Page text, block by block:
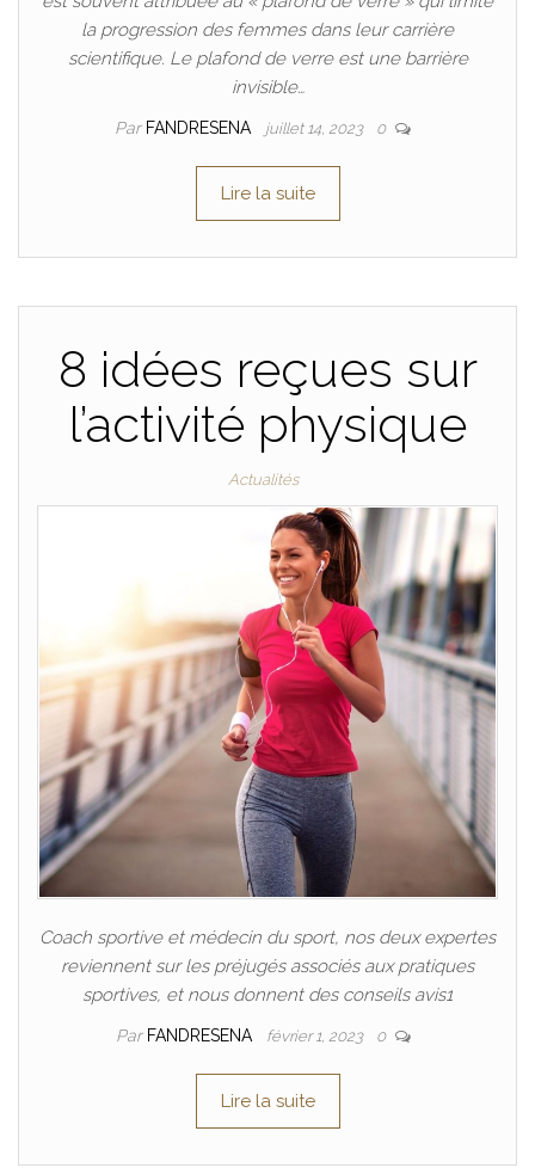
la progression des femmes dans leur carrière
scientifique. Le plafond de verre est une barrière
invisible…
Par FANDRESENA juillet 14, 2023 0
Lire la suite
8 idées reçues sur
l’activité physique
Actualités
Coach sportive et médecin du sport, nos deux expertes
reviennent sur les préjugés associés aux pratiques
sportives, et nous donnent des conseils avis1
Par FANDRESENA février 1, 2023 0
Lire la suite